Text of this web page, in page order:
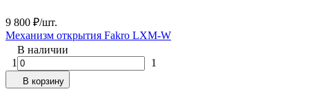
9 800 ₽/шт.
Механизм открытия Fakro LXM-W
В наличии
1
1
В корзину